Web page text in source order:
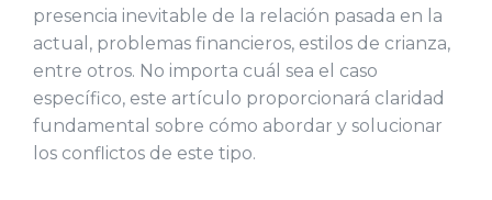
presencia inevitable de la relación pasada en la
actual, problemas financieros, estilos de crianza,
entre otros. No importa cuál sea el caso
específico, este artículo proporcionará claridad
fundamental sobre cómo abordar y solucionar
los conflictos de este tipo.